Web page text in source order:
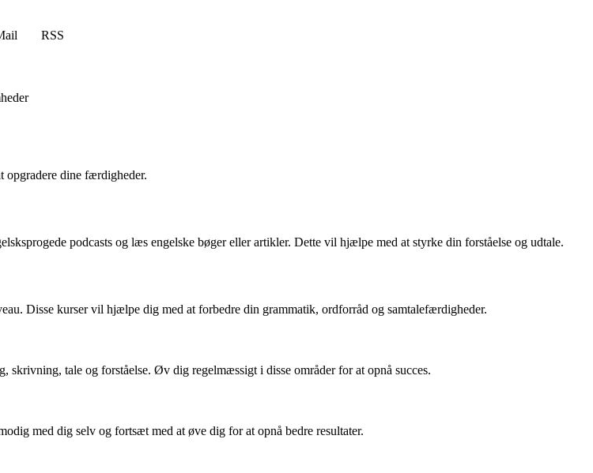
RSS
opgradere dine færdigheder.
podcasts og læs engelske bøger eller artikler. Dette vil hjælpe med at styrke din forståelse og udtale.
Disse kurser vil hjælpe dig med at forbedre din grammatik, ordforråd og samtalefærdigheder.
tale og forståelse. Øv dig regelmæssigt i disse områder for at opnå succes.
med dig selv og fortsæt med at øve dig for at opnå bedre resultater.